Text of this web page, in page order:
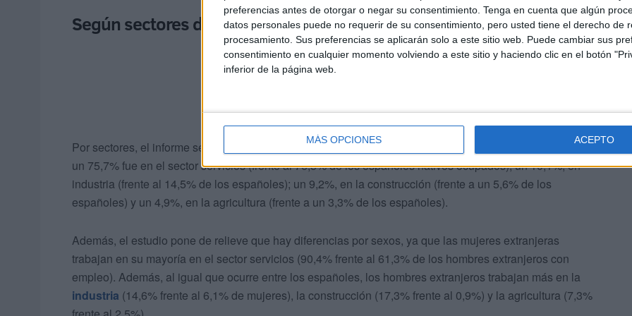
preferencias antes de otorgar o negar su consentimiento. Tenga en cuenta que algún
datos personales puede no requerir de su consentimiento, pero usted tiene el derecho de
procesamiento. Sus preferencias se aplicarán solo a este sitio web. Puede cambiar sus
consentimiento en cualquier momento volviendo a este sitio y haciendo clic en el botón
inferior de la página web.
MÁS OPCIONES ACEPTO
Según sectores de actividad
Por sectores, el informe señala que, del empleo que desempeñó la población inmigrante en el año 2022,
un 75,7% fue en el sector servicios (frente al 76,5% de los españoles nativos ocupados); un 10,1%, en
industria (frente al 14,5% de los españoles); un 9,2%, en la construcción (frente a un 5,6% de los
españoles) y un 4,9%, en la agricultura (frente a un 3,3% de los españoles).
Además, el estudio pone de relieve que hay diferencias por sexos, ya que las mujeres extranjeras
trabajan en su mayoría en el sector servicios (90,4% frente al 61,3% de los hombres extranjeros con
empleo). Además, al igual que ocurre entre los españoles, los hombres extranjeros trabajan más en la
industria (14,6% frente al 6,1% de mujeres), la construcción (17,3% frente al 0,9%) y la agricultura (7,3%